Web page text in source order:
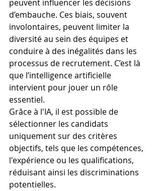
peuvent influencer les décisions
d’embauche. Ces biais, souvent
involontaires, peuvent limiter la
diversité au sein des équipes et
conduire à des inégalités dans les
processus de recrutement. C’est là
que l’intelligence artificielle
intervient pour jouer un rôle
essentiel.
Grâce à l'IA, il est possible de
sélectionner les candidats
uniquement sur des critères
objectifs, tels que les compétences,
l'expérience ou les qualifications,
réduisant ainsi les discriminations
potentielles.